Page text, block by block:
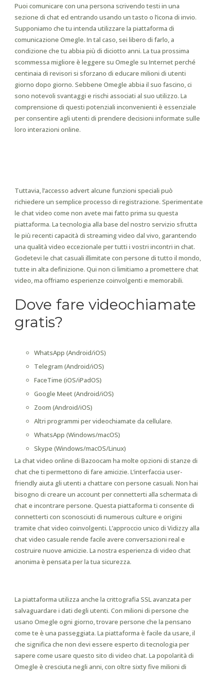
Puoi comunicare con una persona scrivendo testi in una
sezione di chat ed entrando usando un tasto o l’icona di invio.
Supponiamo che tu intenda utilizzare la piattaforma di
comunicazione Omegle. In tal caso, sei libero di farlo, a
condizione che tu abbia più di diciotto anni. La tua prossima
scommessa migliore è leggere su Omegle su Internet perché
centinaia di revisori si sforzano di educare milioni di utenti
giorno dopo giorno. Sebbene Omegle abbia il suo fascino, ci
sono notevoli svantaggi e rischi associati al suo utilizzo. La
comprensione di questi potenziali inconvenienti è essenziale
per consentire agli utenti di prendere decisioni informate sulle
loro interazioni online.
Tuttavia, l’accesso advert alcune funzioni speciali può
richiedere un semplice processo di registrazione. Sperimentate
le chat video come non avete mai fatto prima su questa
piattaforma. La tecnologia alla base del nostro servizio sfrutta
le più recenti capacità di streaming video dal vivo, garantendo
una qualità video eccezionale per tutti i vostri incontri in chat.
Godetevi le chat casuali illimitate con persone di tutto il mondo,
tutte in alta definizione. Qui non ci limitiamo a promettere chat
video, ma offriamo esperienze coinvolgenti e memorabili.
Dove fare videochiamate
gratis?
WhatsApp (Android/iOS)
Telegram (Android/iOS)
FaceTime (iOS/iPadOS)
Google Meet (Android/iOS)
Zoom (Android/iOS)
Altri programmi per videochiamate da cellulare.
WhatsApp (Windows/macOS)
Skype (Windows/macOS/Linux)
La chat video online di Bazoocam ha molte opzioni di stanze di
chat che ti permettono di fare amicizie. L’interfaccia user-
friendly aiuta gli utenti a chattare con persone casuali. Non hai
bisogno di creare un account per connetterti alla schermata di
chat e incontrare persone. Questa piattaforma ti consente di
connetterti con sconosciuti di numerous culture e origini
tramite chat video coinvolgenti. L’approccio unico di Vidizzy alla
chat video casuale rende facile avere conversazioni real e
costruire nuove amicizie. La nostra esperienza di video chat
anonima è pensata per la tua sicurezza.
La piattaforma utilizza anche la crittografia SSL avanzata per
salvaguardare i dati degli utenti. Con milioni di persone che
usano Omegle ogni giorno, trovare persone che la pensano
come te è una passeggiata. La piattaforma è facile da usare, il
che significa che non devi essere esperto di tecnologia per
sapere come usare questo sito di video chat. La popolarità di
Omegle è cresciuta negli anni, con oltre sixty five milioni di